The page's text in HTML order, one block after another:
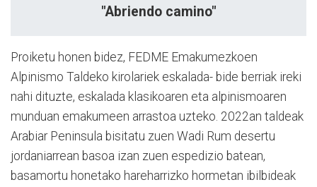
"Abriendo camino"
Proiketu honen bidez, FEDME Emakumezkoen
Alpinismo Taldeko kirolariek eskalada- bide berriak ireki
nahi dituzte, eskalada klasikoaren eta alpinismoaren
munduan emakumeen arrastoa uzteko. 2022an taldeak
Arabiar Peninsula bisitatu zuen Wadi Rum desertu
jordaniarrean basoa izan zuen espedizio batean,
basamortu honetako hareharrizko hormetan ibilbideak